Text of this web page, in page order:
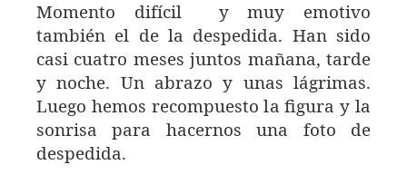
Momento difícil y muy emotivo
también el de la despedida. Han sido
casi cuatro meses juntos mañana, tarde
y noche. Un abrazo y unas lágrimas.
Luego hemos recompuesto la figura y la
sonrisa para hacernos una foto de
despedida.